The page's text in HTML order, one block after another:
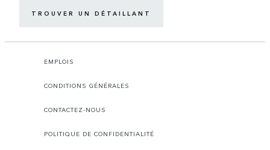
TROUVER UN DÉTAILLANT
EMPLOIS
CONDITIONS GÉNÉRALES
CONTACTEZ-NOUS
POLITIQUE DE CONFIDENTIALITÉ